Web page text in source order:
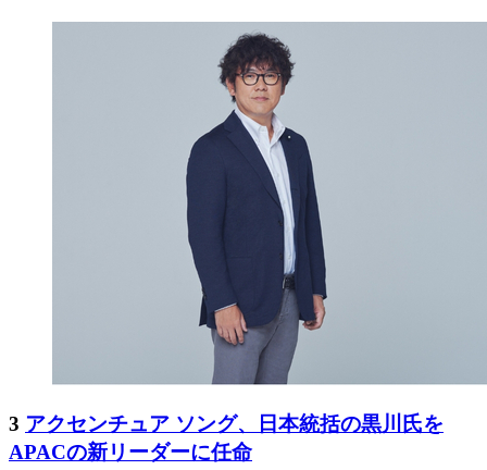
3 アクセンチュア ソング、日本統括の黒川氏を
APACの新リーダーに任命